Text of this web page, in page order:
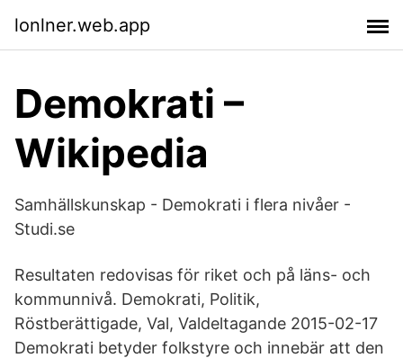
lonlner.web.app
Demokrati –
Wikipedia
Samhällskunskap - Demokrati i flera nivåer -
Studi.se
Resultaten redovisas för riket och på läns- och
kommunnivå. Demokrati, Politik,
Röstberättigade, Val, Valdeltagande 2015-02-17
Demokrati betyder folkstyre och innebär att den